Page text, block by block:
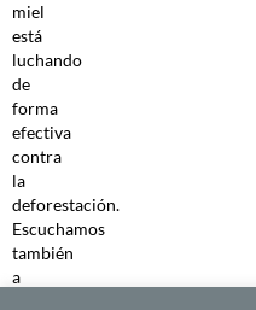
miel
está
luchando
de
forma
efectiva
contra
la
deforestación.
Escuchamos
también
a